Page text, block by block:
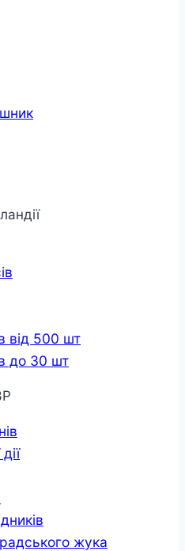
від 500 шт
до 30 шт
жука